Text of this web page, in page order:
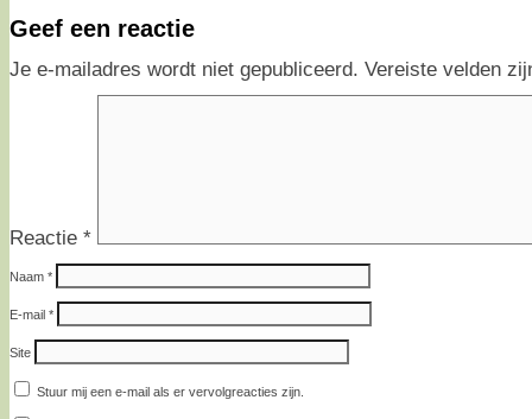
Geef een reactie
Je e-mailadres wordt niet gepubliceerd. Vereiste velden
Reactie *
Naam *
E-mail *
Site
Stuur mij een e-mail als er vervolgreacties zijn.